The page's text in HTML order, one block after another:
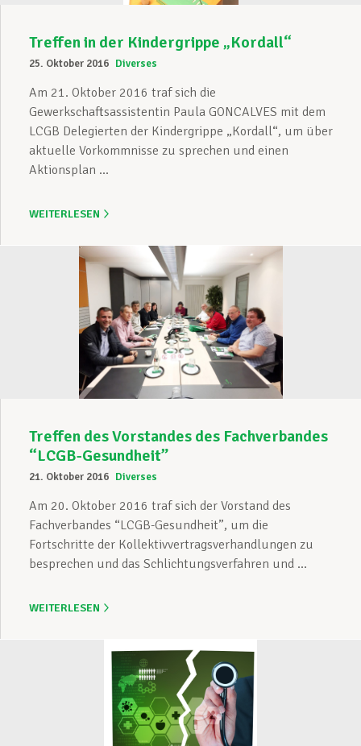
Treffen in der Kindergrippe „Kordall“
25. Oktober 2016 Diverses
Am 21. Oktober 2016 traf sich die
Gewerkschaftsassistentin Paula GONCALVES mit dem
LCGB Delegierten der Kindergrippe „Kordall“, um über
aktuelle Vorkommnisse zu sprechen und einen
Aktionsplan ...
WEITERLESEN
Treffen des Vorstandes des Fachverbandes
“LCGB-Gesundheit”
21. Oktober 2016 Diverses
Am 20. Oktober 2016 traf sich der Vorstand des
Fachverbandes “LCGB-Gesundheit”, um die
Fortschritte der Kollektivvertragsverhandlungen zu
besprechen und das Schlichtungsverfahren und ...
WEITERLESEN